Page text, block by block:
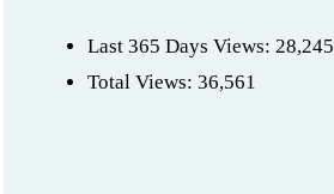
Last 365 Days Views: 28,245
Total Views: 36,561